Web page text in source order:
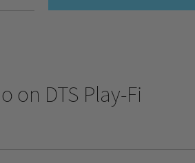
on DTS Play-Fi